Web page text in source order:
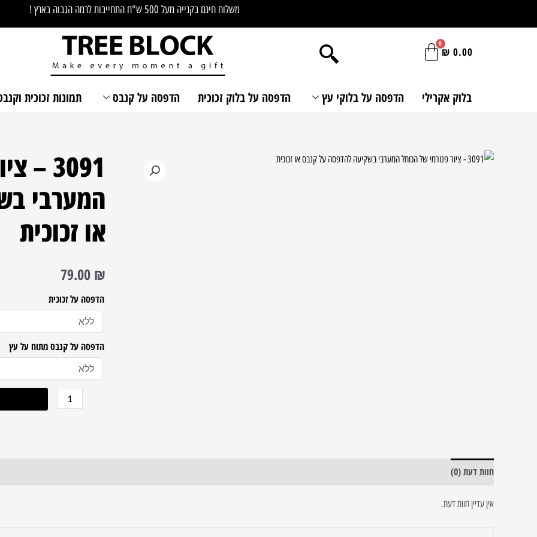
לתוכן
משלוח חינם בקנייה מעל 500 ש"ח התחייבות לרמה הגבוה בארץ !
0.00
₪
בלוק אקרילי הדפסה על בלוקי עץ הדפסה על בלוק זכוכית הדפסה על קנבס תמונות זכוכית
3091
המערבי
או זכוכית
79.00 ₪
הדפסה על זכוכית
הדפסה על קנבס מתוח על עץ
כמות
של
3091
-
ציור
הכותל
המערבי
בשקיעה
להדפסה
על
קנבס
חוות דעת (0)
אין עדיין חוות דעת.